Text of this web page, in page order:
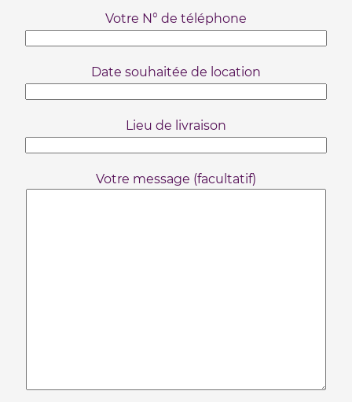
Votre N° de téléphone
Date souhaitée de location
Lieu de livraison
Votre message (facultatif)